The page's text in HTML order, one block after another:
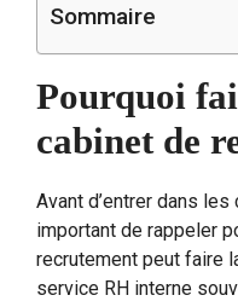
Sommaire
Pourquoi
cabinet de
Avant d’entrer dans
important de rappeler
recrutement peut faire
service RH interne